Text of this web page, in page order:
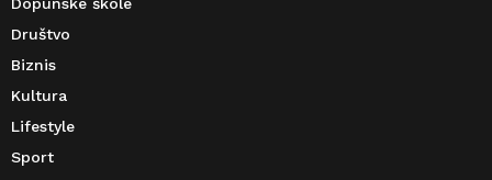
Društvo
Biznis
Kultura
Lifestyle
Sport